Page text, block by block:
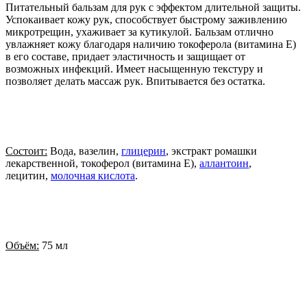
Питательный бальзам для рук с эффектом длительной защиты.
Успокаивает кожу рук, способствует быстрому заживлению
микротрещин, ухаживает за кутикулой. Бальзам отлично
увлажняет кожу благодаря наличию токоферола (витамина Е)
в его составе, придает эластичность и защищает от
возможных инфекций. Имеет насыщенную текстуру и
позволяет делать массаж рук. Впитывается без остатка.
Состоит: Вода, вазелин, глицерин, экстракт ромашки
лекарственной, токоферол (витамина Е), аллантоин,
лецитин, молочная кислота.
Объём: 75 мл